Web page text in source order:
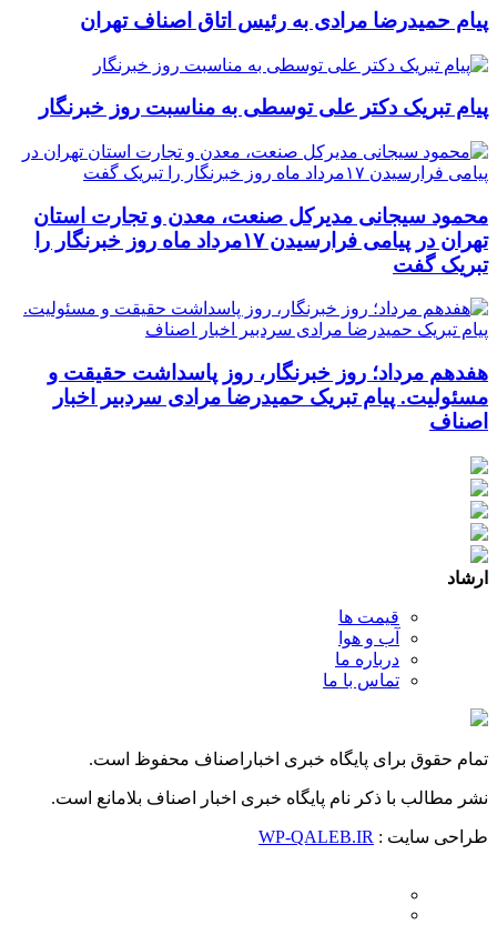
پیام حمیدرضا مرادی به رئیس اتاق اصناف تهران
پیام تبریک دکتر علی توسطی به مناسبت روز خبرنگار
محمود سیجانی مدیرکل صنعت، معدن و تجارت استان
تهران در پیامی فرارسیدن ۱۷مرداد ماه روز خبرنگار را
تبریک گفت
هفدهم مرداد؛ روز خبرنگار، روز پاسداشت حقیقت و
مسئولیت. پیام تبریک حمیدرضا مرادی سردبیر اخبار
اصناف
ارشاد
قیمت ها
آب و هوا
درباره ما
تماس با ما
تمام حقوق برای پایگاه خبری اخباراصناف محفوظ است.
نشر مطالب با ذکر نام پایگاه خبری اخبار اصناف بلامانع است.
طراحی سایت : WP-QALEB.IR